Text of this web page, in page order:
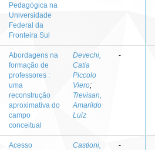
Pedagógica na
Universidade
Federal da
Fronteira Sul
Abordagens na
formação de
professores :
uma
reconstrução
aproximativa do
campo
conceitual
Devechi,
Catia
Piccolo
Viero;
Trevisan,
Amarildo
Luiz
-
Acesso
Castioni,
-